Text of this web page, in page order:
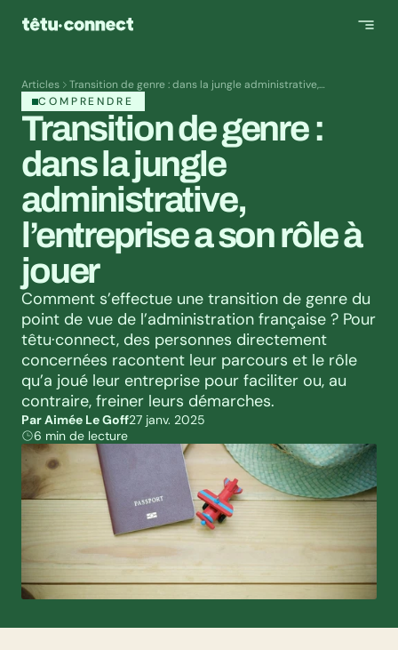
Articles
Transition de genre : dans la jungle administrative,
l’entreprise a son rôle à jouer
COMPRENDRE
Transition de genre :
dans la jungle
administrative,
l’entreprise a son rôle à
jouer
Comment s’effectue une transition de genre du
point de vue de l’administration française ? Pour
têtu·connect, des personnes directement
concernées racontent leur parcours et le rôle
qu’a joué leur entreprise pour faciliter ou, au
contraire, freiner leurs démarches.
Par Aimée Le Goff27 janv. 2025
6 min de lecture